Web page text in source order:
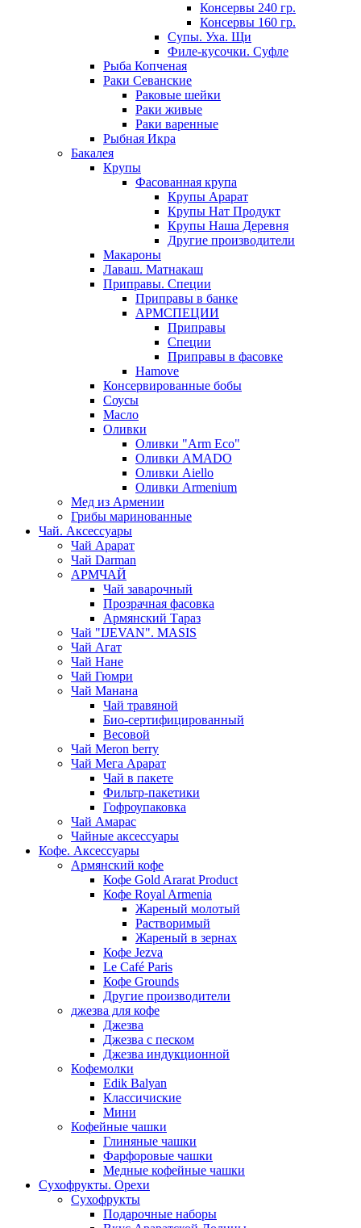
Консервы 240 гр.
Консервы 160 гр.
Супы. Уха. Щи
Филе-кусочки. Суфле
Рыба Копченая
Раки Севанские
Раковые шейки
Раки живые
Раки варенные
Рыбная Икра
Бакалея
Крупы
Фасованная крупа
Крупы Арарат
Крупы Нат Продукт
Крупы Наша Деревня
Другие производители
Макароны
Лаваш. Матнакаш
Приправы. Специи
Приправы в банке
АРМСПЕЦИИ
Приправы
Специи
Приправы в фасовке
Hamove
Консервированные бобы
Соусы
Масло
Оливки
Оливки "Arm Eco"
Оливки AMADO
Оливки Aiello
Оливки Armenium
Мед из Армении
Грибы маринованные
Чай. Аксессуары
Чай Арарат
Чай Darman
АРМЧАЙ
Чай заварочный
Прозрачная фасовка
Армянский Тараз
Чай "IJEVAN". MASIS
Чай Агат
Чай Нане
Чай Гюмри
Чай Манана
Чай травяной
Био-сертифицированный
Весовой
Чай Meron berry
Чай Мега Арарат
Чай в пакете
Фильтр-пакетики
Гофроупаковка
Чай Амарас
Чайные аксессуары
Кофе. Аксессуары
Армянский кофе
Кофе Gold Ararat Product
Кофе Royal Armenia
Жареный молотый
Растворимый
Жареный в зернах
Кофе Jezva
Le Café Paris
Кофе Grounds
Другие производители
джезва для кофе
Джезва
Джезва с песком
Джезва индукционной
Кофемолки
Edik Balyan
Классичиские
Мини
Кофейные чашки
Глиняные чашки
Фарфоровые чашки
Медные кофейные чашки
Сухофрукты. Орехи
Сухофрукты
Подарочные наборы